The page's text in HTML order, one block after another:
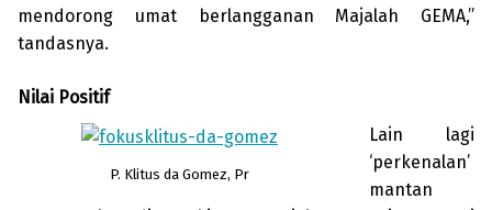
mendorong umat berlangganan Maja­lah GEMA,”
tandasnya.
Nilai Positif
P. Klitus da Gomez, Pr
Lain lagi
‘perkenalan’
mantan